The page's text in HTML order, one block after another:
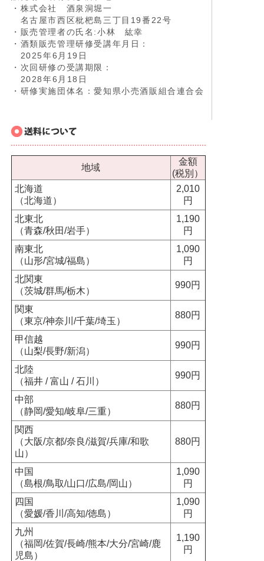
・株式会社 酒泉洞堀一
名古屋市西区枇杷島三丁目19番22号
・販売管理者の氏名:小林 紘幸
・酒類販売管理研修受講年月日：
2025年6月19日
・次回研修の受講期限：
2028年6月18日
・研修実施団体名：愛知県小売酒販組合連合会
地域
金額
(税別）
北海道
（北海道）
2,010
円
北東北
（青森/秋田/岩手）
1,190
円
南東北
（山形/宮城/福島）
1,090
円
北関東
（茨城/群馬/栃木）
990円
関東
（東京/神奈川/千葉/埼玉）
880円
甲信越
（山梨/長野/新潟）
990円
北陸
（福井 / 富山 / 石川）
990円
中部
（静岡/愛知/岐阜/三重）
880円
関西
（大阪/京都/奈良/滋賀/兵庫/和歌
山）
880円
中国
（島根/鳥取/山口/広島/岡山）
1,090
円
四国
（愛媛/香川/高知/徳島）
1,090
円
九州
（福岡/佐賀/長崎/熊本/大分/宮崎/鹿
児島）
1,190
円